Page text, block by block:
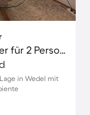
Ferienwohnung mit 1 Schlafzimmer für 2 Personen
in Wedel mit